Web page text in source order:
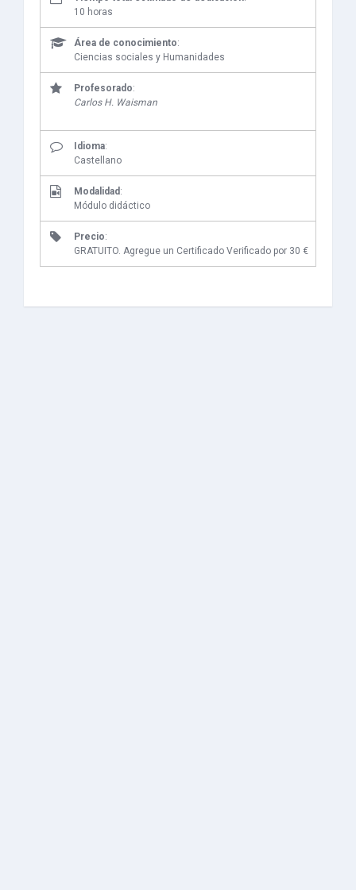
10 horas
Área de conocimiento:
Ciencias sociales y Humanidades
Profesorado:
Carlos H. Waisman
Idioma:
Castellano
Modalidad :
Módulo didáctico
Precio:
GRATUITO. Agregue un Certificado Verificado por 30 €